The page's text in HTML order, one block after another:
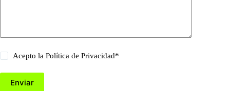
Acepto laPolítica de Privacidad*
Enviar